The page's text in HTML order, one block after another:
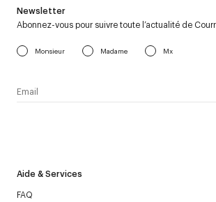
Aide & Services
FAQ
Newsletter
Abonnez-vous pour suivre toute l’actualité de
Monsieur Madame Mx